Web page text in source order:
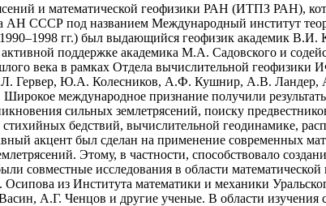
и математической геофизики РАН (ИТПЗ РАН),
под названием Международный институт
гг.) был выдающийся геофизик академик В.И.
поддержке академика М.А. Садовского и
века в рамках Отдела вычислительной геофизики
Гервер, Ю.А. Колесников, А.Ф. Кушнир, А.В.
международное признание получили результаты
сильных землетрясений, поиску
бедствий, вычислительной геодинамике,
акцент был сделан на применение современных
Этому, в частности, способствовало
совместные исследования в области
из Института математики и механики
А.Г. Ченцов и другие ученые. В области изучения